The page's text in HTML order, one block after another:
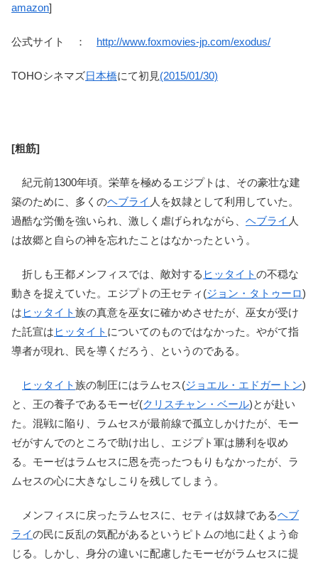
amazon]
公式サイト ： http://www.foxmovies-jp.com/exodus/
TOHOシネマズ日本橋にて初見(2015/01/30)
[粗筋]
紀元前1300年頃。栄華を極めるエジプトは、その豪壮な建
築のために、多くのヘブライ 人を奴隷として利用していた。
過酷な労働を強いられ、激しく虐げられながら、 ヘブライ 人
は故郷と自らの神を忘れたことはなかったという。
折しも王都メンフィスでは、敵対する ヒッタイトの不穏な
動きを捉えていた。エジプトの王セティ(ジョン・タトゥーロ)
は ヒッタイト族の真意を巫女に確かめさせたが、巫女が受け
た託宣は ヒッタイト についてのものではなかった。やがて指
導者が現れ、民を導くだろう、というのである。
ヒッタイト族の制圧にはラムセス(ジョエル・エドガートン)
と、王の養子であるモーゼ(クリスチャン・ベール)とが赴い
た。混戦に陥り、ラムセスが最前線で孤立しかけたが、モー
ゼがすんでのところで助け出し、エジプト軍は勝利を収め
る。モーゼはラムセスに恩を売ったつもりもなかったが、ラ
ムセスの心に大きなしこりを残してしまう。
メンフィスに戻ったラムセスに、セティは奴隷であるヘブ
ライの民に反乱の気配があるというピトムの地に赴くよう命
じる。しかし、身分の違いに配慮したモーゼがラムセスに提